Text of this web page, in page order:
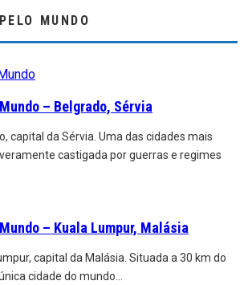
MUNDO
– Belgrado, Sérvia
capital da Sérvia. Uma das cidades mais
castigada por guerras e regimes
– Kuala Lumpur, Malásia
capital da Malásia. Situada a 30 km do
cidade do mundo...